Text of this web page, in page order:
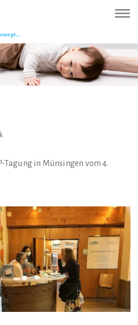
Tagung in Münsingen vom 4.